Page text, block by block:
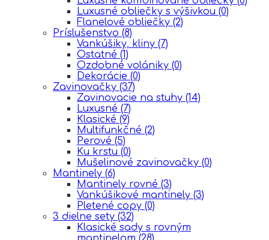
Luxusné obliečky s výšivkou (0)
Flanelové obliečky (2)
Príslušenstvo (8)
Vankúšiky, kliny (7)
Ostatné (1)
Ozdobné volániky (0)
Dekorácie (0)
Zavinovačky (37)
Zavinovacie na stuhy (14)
Luxusné (7)
Klasické (9)
Multifunkčné (2)
Perové (5)
Ku krstu (0)
Mušelinové zavinovačky (0)
Mantinely (6)
Mantinely rovné (3)
Vankúšikové mantinely (3)
Pletené copy (0)
3 dielne sety (32)
Klasické sady s rovným